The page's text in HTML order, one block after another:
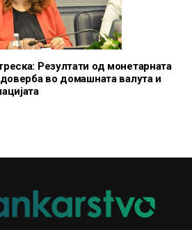
Резултати од монетарната
во домашната валута и